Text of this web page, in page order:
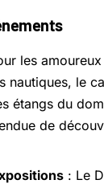
les
nautiques, le
étangs du
de
: Le